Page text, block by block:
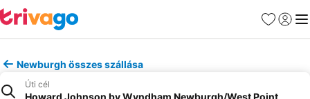
Kedvencek
Newburgh összes szállása
Úti cél
Howard Johnson by Wyndham Newburgh/West Point